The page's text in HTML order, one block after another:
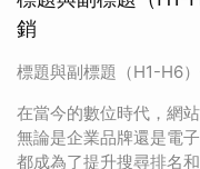
銷
標題與副標題（H1-H6
在當今的數位時代，網
無論是企業品牌還是電
都成為了提升搜尋排名